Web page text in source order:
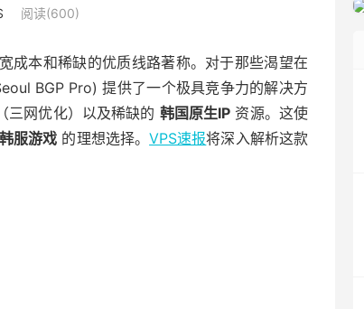
阅读(600)
成本和稀缺的优质线路著称。对于那些渴望在
BGP Pro) 提供了一个极具竞争力的解决方
（三网优化）以及稀缺的 韩国原生IP 资源。这使
韩服游戏 的理想选择。VPS速报将深入解析这款